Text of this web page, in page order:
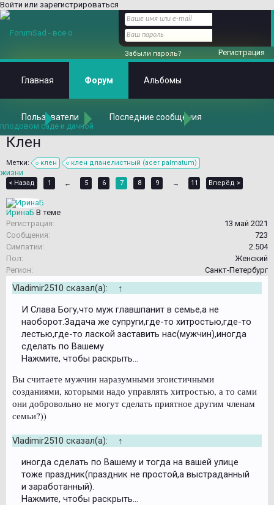
Войти или зарегистрироваться
Главная Форум
Растения в наших садах
Клен
Метки: клен клен дланелистный (acer palmatum)
< Назад 1 ← 5 6 7 8 9 → 11 Вперёд >
ИринаБ В теме
Регистрация:
13 май 2021
Сообщения:
723
Симпатии:
2.504
Пол:
Женский
Регион:
Санкт-Петербург
Vladimir2510 сказал(а):
↑
И Слава Богу,что муж главшпанит в семье,а не
наоборот.Задача же супруги,где-то хитростью,где-то
лестью,где-то лаской заставить нас(мужчин),иногда
сделать по Вашему
Нажмите, чтобы раскрыть...
Вы считаете мужчин наразумными эгоистичными
созданиями, которыми надо управлять хитростью, а то сами
они добровольно не могут сделать приятное другим членам
семьи?))
Vladimir2510 сказал(а):
↑
иногда сделать по Вашему и тогда на вашей улице
тоже праздник(праздник не простой,а выстраданный
и заработанный).
Нажмите, чтобы раскрыть...
Забыли пароль? Регистрация
Главная Форум Альбомы
Пользователи Последние сообщения